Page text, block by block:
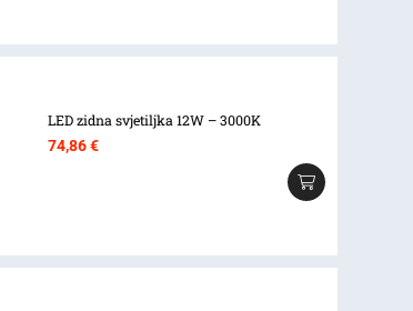
LED zidna svjetiljka 12W – 3000K
74,86€